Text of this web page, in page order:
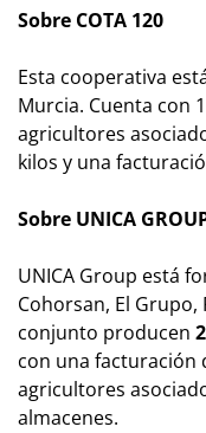
Sobre COTA 120
Esta cooperativa
Murcia. Cuenta con
agricultores
kilos y una
Sobre UNICA
UNICA Group está
Cohorsan, El
conjunto producen
con una facturación
agricultores
almacenes.